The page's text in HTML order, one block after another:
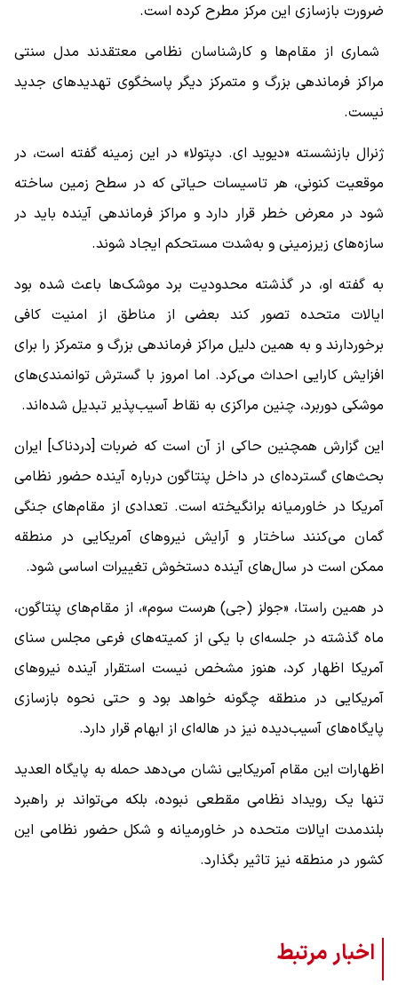
ضرورت بازسازی این مرکز مطرح کرده است.
شماری از مقام‌ها و کارشناسان نظامی معتقدند مدل سنتی
مراکز فرماندهی بزرگ و متمرکز دیگر پاسخگوی تهدیدهای جدید
نیست.
ژنرال بازنشسته «دیوید ای. دپتولا» در این زمینه گفته است، در
موقعیت کنونی، هر تاسیسات حیاتی که در سطح زمین ساخته
شود در معرض خطر قرار دارد و مراکز فرماندهی آینده باید در
سازه‌های زیرزمینی و به‌شدت مستحکم ایجاد شوند.
به گفته او، در گذشته محدودیت برد موشک‌ها باعث شده بود
ایالات متحده تصور کند بعضی از مناطق از امنیت کافی
برخوردارند و به همین دلیل مراکز فرماندهی بزرگ و متمرکز را برای
افزایش کارایی احداث می‌کرد. اما امروز با گسترش توانمندی‌های
موشکی دوربرد، چنین مراکزی به نقاط آسیب‌پذیر تبدیل شده‌اند.
این گزارش همچنین حاکی از آن است که ضربات [دردناک] ایران
بحث‌های گسترده‌ای در داخل پنتاگون درباره آینده حضور نظامی
آمریکا در خاورمیانه برانگیخته است. تعدادی از مقام‌های جنگی
گمان می‌کنند ساختار و آرایش نیروهای آمریکایی در منطقه
ممکن است در سال‌های آینده دستخوش تغییرات اساسی شود.
در همین راستا، «جولز (جی) هرست سوم»، از مقام‌های پنتاگون،
ماه گذشته در جلسه‌ای با یکی از کمیته‌های فرعی مجلس سنای
آمریکا اظهار کرد، هنوز مشخص نیست استقرار آینده نیروهای
آمریکایی در منطقه چگونه خواهد بود و حتی نحوه بازسازی
پایگاه‌های آسیب‌دیده نیز در هاله‌ای از ابهام قرار دارد.
اظهارات این مقام آمریکایی نشان می‌دهد حمله به پایگاه العدید
تنها یک رویداد نظامی مقطعی نبوده، بلکه می‌تواند بر راهبرد
بلندمدت ایالات متحده در خاورمیانه و شکل حضور نظامی این
کشور در منطقه نیز تاثیر بگذارد.
اخبار مرتبط